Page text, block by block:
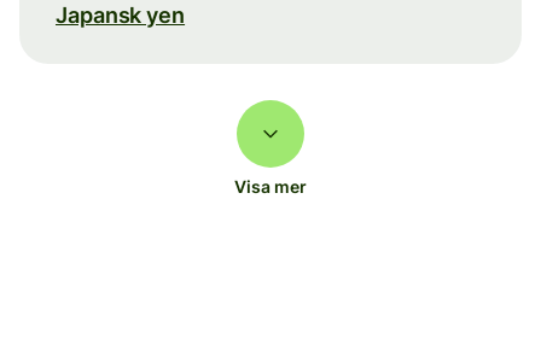
Japansk yen
Visa mer